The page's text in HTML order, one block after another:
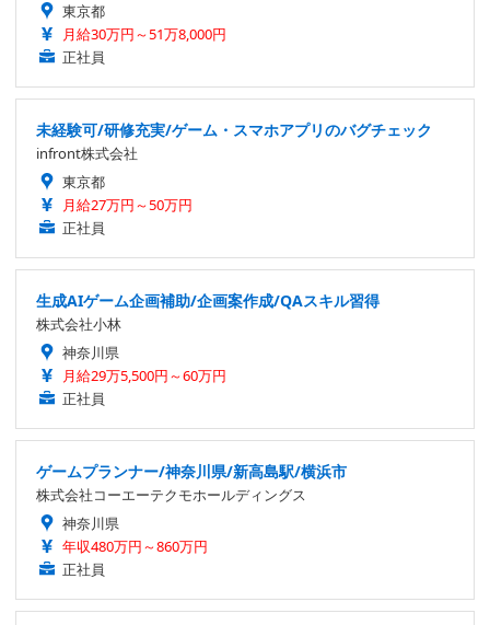
東京都
月給30万円～51万8,000円
正社員
未経験可/研修充実/ゲーム・スマホアプリのバグチェック
infront株式会社
東京都
月給27万円～50万円
正社員
生成AIゲーム企画補助/企画案作成/QAスキル習得
株式会社小林
神奈川県
月給29万5,500円～60万円
正社員
ゲームプランナー/神奈川県/新高島駅/横浜市
株式会社コーエーテクモホールディングス
神奈川県
年収480万円～860万円
正社員